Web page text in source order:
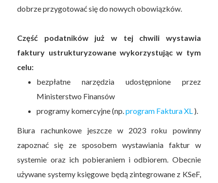
dobrze przygotować się do nowych obowiązków.
Część podatników już w tej chwili wystawia
faktury ustrukturyzowane wykorzystując w tym
celu:
bezpłatne narzędzia udostępnione przez
Ministerstwo Finansów
programy komercyjne (np.program Faktura XL ).
Biura rachunkowe jeszcze w 2023 roku powinny
zapoznać się ze sposobem wystawiania faktur w
systemie oraz ich pobieraniem i odbiorem. Obecnie
używane systemy księgowe będą zintegrowane z KSeF,